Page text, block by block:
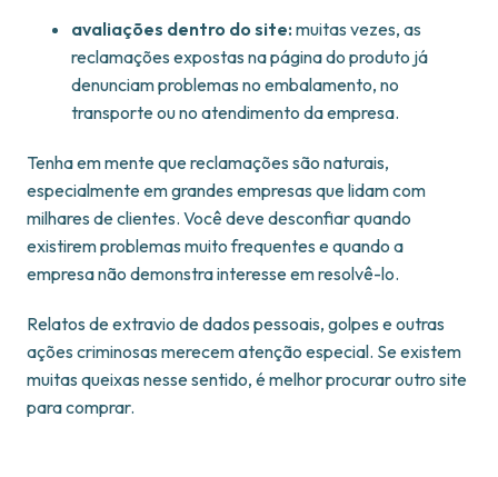
avaliações dentro do site: muitas vezes, as
reclamações expostas na página do produto já
denunciam problemas no embalamento, no
transporte ou no atendimento da empresa.
Tenha em mente que reclamações são naturais,
especialmente em grandes empresas que lidam com
milhares de clientes. Você deve desconfiar quando
existirem problemas muito frequentes e quando a
empresa não demonstra interesse em resolvê-lo.
Relatos de extravio de dados pessoais, golpes e outras
ações criminosas merecem atenção especial. Se existem
muitas queixas nesse sentido, é melhor procurar outro site
para comprar.